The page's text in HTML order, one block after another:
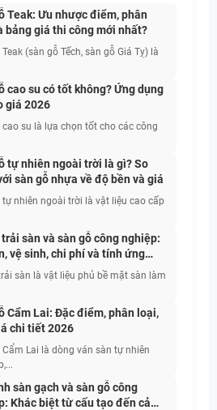
Teak: Ưu nhược điểm, phân
bảng giá thi công mới nhất?
(sàn gỗ Tếch, sàn gỗ Giá Tỵ) là
cao su có tốt không? Ứng dụng
giá 2026
cao su là lựa chọn tốt cho các công
tự nhiên ngoài trời là gì? So
sàn gỗ nhựa về độ bền và giá
tự nhiên ngoài trời là vật liệu cao cấp
sàn và sàn gỗ công nghiệp:
vệ sinh, chi phí và tính ứng
sàn là vật liệu phủ bề mặt sàn làm
Cẩm Lai: Đặc điểm, phân loại,
chi tiết 2026
Cẩm Lai là dòng ván sàn tự nhiên
sàn gạch và sàn gỗ công
Khác biệt từ cấu tạo đến cảm